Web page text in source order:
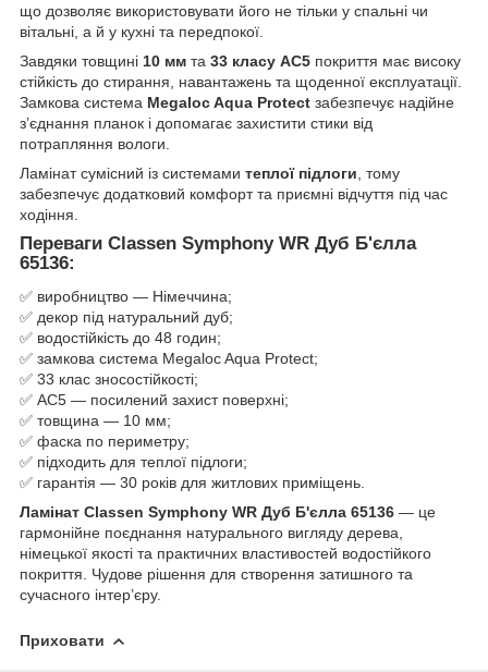
що дозволяє використовувати його не тільки у спальні чи
вітальні, а й у кухні та передпокої.
Завдяки товщині 10 мм та 33 класу AC5 покриття має високу
стійкість до стирання, навантажень та щоденної експлуатації.
Замкова система Megaloc Aqua Protect забезпечує надійне
з’єднання планок і допомагає захистити стики від
потрапляння вологи.
Ламінат сумісний із системами теплої підлоги , тому
забезпечує додатковий комфорт та приємні відчуття під час
ходіння.
Переваги Classen Symphony WR Дуб Б'єлла
65136:
✅ виробництво — Німеччина;
✅ декор під натуральний дуб;
✅ водостійкість до 48 годин;
✅ замкова система Megaloc Aqua Protect;
✅ 33 клас зносостійкості;
✅ AC5 — посилений захист поверхні;
✅ товщина — 10 мм;
✅ фаска по периметру;
✅ підходить для теплої підлоги;
✅ гарантія — 30 років для житлових приміщень.
Ламінат Classen Symphony WR Дуб Б'єлла 65136 — це
гармонійне поєднання натурального вигляду дерева,
німецької якості та практичних властивостей водостійкого
покриття. Чудове рішення для створення затишного та
сучасного інтер’єру.
Приховати